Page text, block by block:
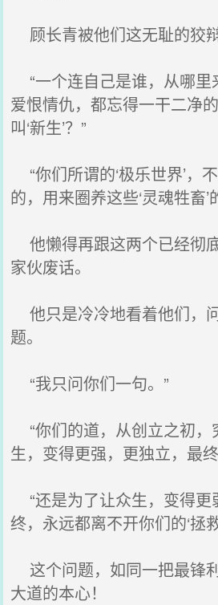
顾长青被他们这无耻的狡
“一个连自己是谁，从哪里
爱恨情仇，都忘得一干二净
叫‘新生’？”
“你们所谓的‘极乐世界’，
的，用来圈养这些‘灵魂牲畜’
他懒得再跟这两个已经彻
家伙废话。
他只是冷冷地看着他们，
题。
“我只问你们一句。”
“你们的道，从创立之初，
生，变得更强，更独立，最
“还是为了让众生，变得更
终，永远都离不开你们的‘拯
这个问题，如同一把最锋
大道的本心！